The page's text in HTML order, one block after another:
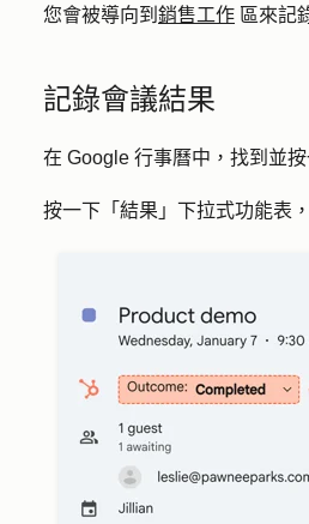
您會被導向到 銷售工作 區來記
記錄會議結果
在 Google 行事曆中，找到並
按一下「 結果 」下拉式功能表